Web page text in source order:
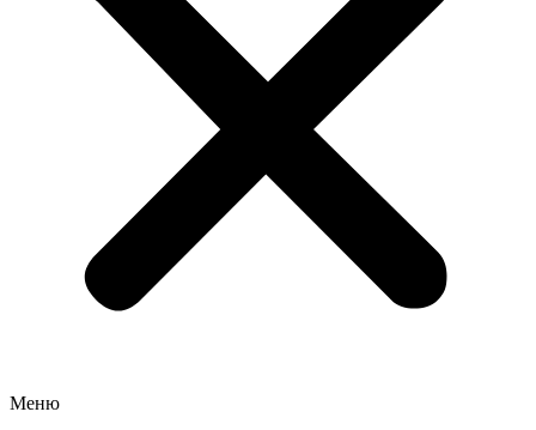
Меню